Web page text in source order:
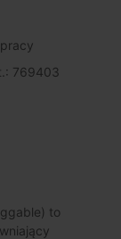
769403
to